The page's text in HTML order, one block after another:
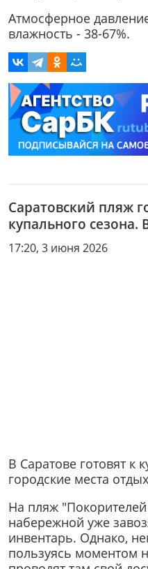
Атмосферное
влажность - 38-67%.
Саратовский пляж
купального сезона.
17:20, 3 июня 2026
В Саратове готовят к
городские места
На пляж
набережной уже
инвентарь. Однако,
пользуясь моментом